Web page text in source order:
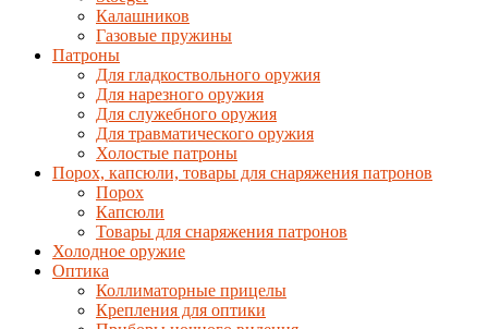
Калашников
Газовые пружины
Патроны
Для гладкоствольного оружия
Для нарезного оружия
Для служебного оружия
Для травматического оружия
Холостые патроны
Порох, капсюли, товары для снаряжения патронов
Порох
Капсюли
Товары для снаряжения патронов
Холодное оружие
Оптика
Коллиматорные прицелы
Крепления для оптики